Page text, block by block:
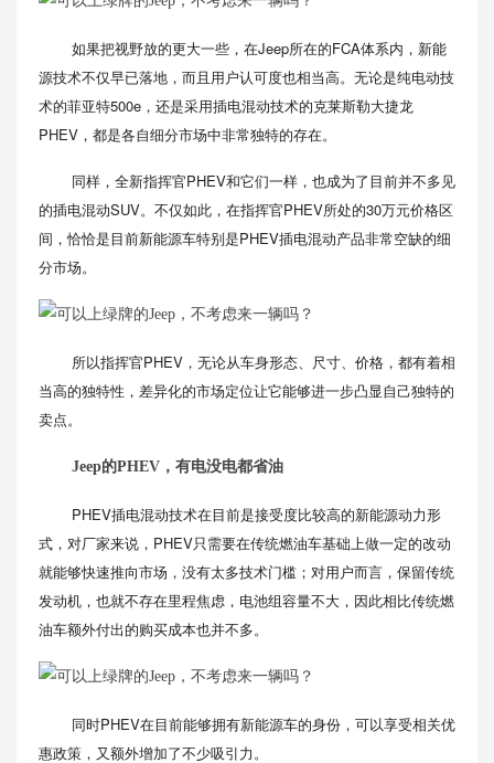
如果把视野放的更大一些，在Jeep所在的FCA体系内，新能
源技术不仅早已落地，而且用户认可度也相当高。无论是纯电动技
术的菲亚特500e，还是采用插电混动技术的克莱斯勒大捷龙
PHEV，都是各自细分市场中非常独特的存在。
同样，全新指挥官PHEV和它们一样，也成为了目前并不多见
的插电混动SUV。不仅如此，在指挥官PHEV所处的30万元价格区
间，恰恰是目前新能源车特别是PHEV插电混动产品非常空缺的细
分市场。
所以指挥官PHEV，无论从车身形态、尺寸、价格，都有着相
当高的独特性，差异化的市场定位让它能够进一步凸显自己独特的
卖点。
Jeep的PHEV，有电没电都省油
PHEV插电混动技术在目前是接受度比较高的新能源动力形
式，对厂家来说，PHEV只需要在传统燃油车基础上做一定的改动
就能够快速推向市场，没有太多技术门槛；对用户而言，保留传统
发动机，也就不存在里程焦虑，电池组容量不大，因此相比传统燃
油车额外付出的购买成本也并不多。
同时PHEV在目前能够拥有新能源车的身份，可以享受相关优
惠政策，又额外增加了不少吸引力。